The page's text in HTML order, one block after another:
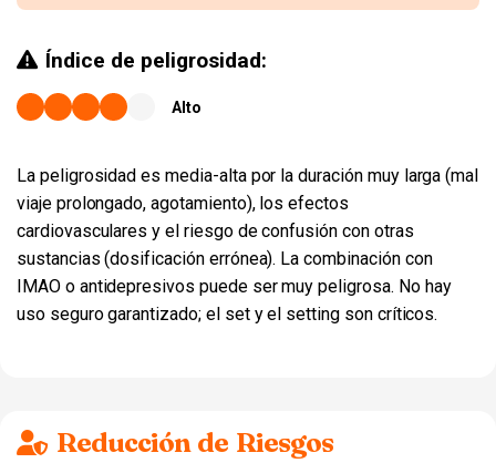
Índice de peligrosidad:
Alto
La peligrosidad es media-alta por la duración muy larga (mal
viaje prolongado, agotamiento), los efectos
cardiovasculares y el riesgo de confusión con otras
sustancias (dosificación errónea). La combinación con
IMAO o antidepresivos puede ser muy peligrosa. No hay
uso seguro garantizado; el set y el setting son críticos.
Reducción de Riesgos